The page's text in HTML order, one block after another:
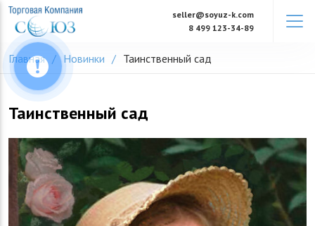
Skip
content
seller@soyuz-k.com
8 499 123-34-89
Главная Новинки Таинственный сад
Таинственный сад